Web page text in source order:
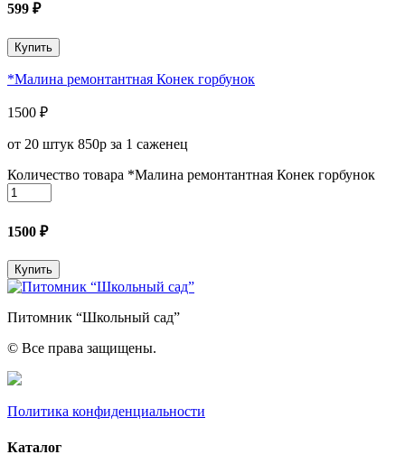
599 ₽
Купить
*Малина ремонтантная Конек горбунок
1500 ₽
от 20 штук 850р за 1 саженец
Количество товара *Малина ремонтантная Конек горбунок
1500 ₽
Купить
Питомник “Школьный сад”
© Все права защищены.
Политика конфиденциальности
Каталог